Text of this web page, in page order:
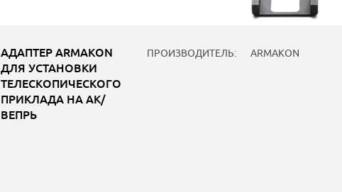
АДАПТЕР ARMAKON
ДЛЯ УСТАНОВКИ
ТЕЛЕСКОПИЧЕСКОГО
ПРИКЛАДА НА АК/
ВЕПРЬ
ПРОИЗВОДИТЕЛЬ: ARMAKON